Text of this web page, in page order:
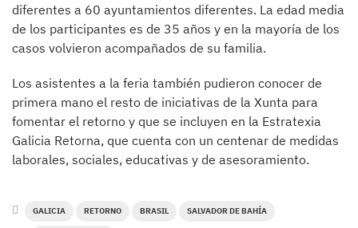
diferentes a 60 ayuntamientos diferentes. La edad media
de los participantes es de 35 años y en la mayoría de los
casos volvieron acompañados de su familia.
Los asistentes a la feria también pudieron conocer de
primera mano el resto de iniciativas de la Xunta para
fomentar el retorno y que se incluyen en la Estratexia
Galicia Retorna, que cuenta con un centenar de medidas
laborales, sociales, educativas y de asesoramiento.
GALICIA RETORNO BRASIL SALVADOR DE BAHÍA